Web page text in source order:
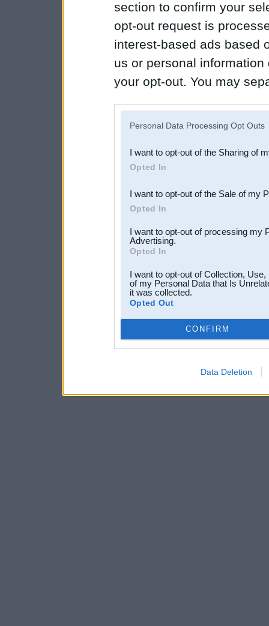
section to confirm your
opt-out request is
interest-based ads based
us or personal
your opt-out. You may
Downstream Participants
third parties.
Personal Data Processing Opt Outs
I want to opt-out of the Sharing of
Opted In
I want to opt-out of the Sale of my
Opted In
I want to opt-out of processing my
Advertising.
Opted In
I want to opt-out of Collection,
of my Personal Data that Is
it was collected.
Opted Out
CONFIRM
Data Deletion